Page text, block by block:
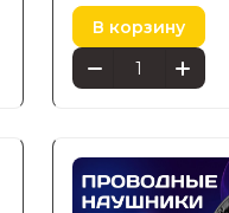
В корзину